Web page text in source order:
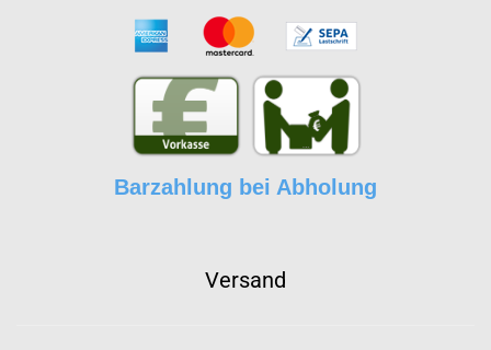
Barzahlung bei Abholung
Versand